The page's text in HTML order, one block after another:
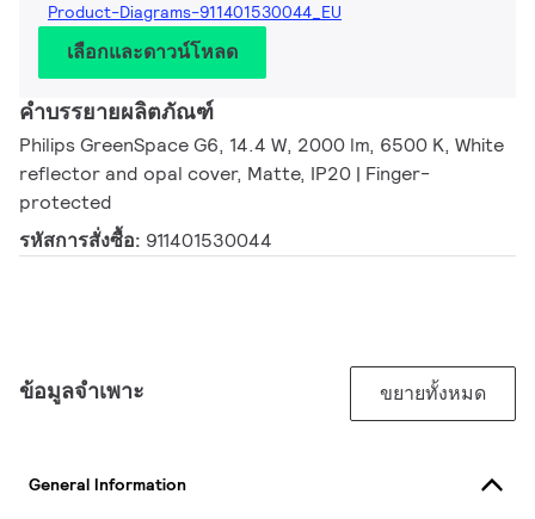
Product-Diagrams-911401530044_EU
เลือกและดาวน์โหลด
คำบรรยายผลิตภัณฑ์
Philips GreenSpace G6, 14.4 W, 2000 lm, 6500 K, White
reflector and opal cover, Matte, IP20 | Finger-
protected
รหัสการสั่งซื้อ: 911401530044
ข้อมูลจำเพาะ ขยายทั้งหมด
General Information